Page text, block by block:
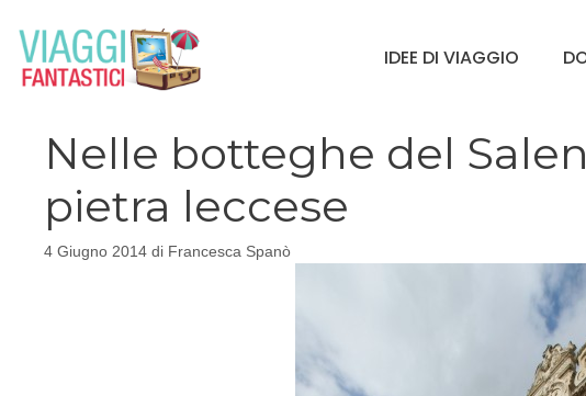
contenuto
IDEE DI VIAGGIO
Nelle botteghe del
pietra leccese
4 Giugno 2014 di Francesca Spanò